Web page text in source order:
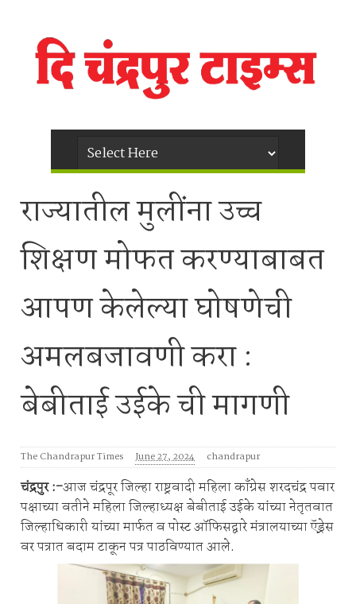
राज्यातील मुलींना उच्च
शिक्षण मोफत करण्याबाबत
आपण केलेल्या घोषणेची
अमलबजावणी करा :
बेबीताई उईके ची मागणी
The Chandrapur Times June 27, 2024 chandrapur
चंद्रपुर :-आज चंद्रपूर जिल्हा राष्ट्रवादी महिला काँग्रेस शरदचंद्र पवार
पक्षाच्या वतीने महिला जिल्हाध्यक्ष बेबीताई उईके यांच्या नेतृतवात
जिल्हाधिकारी यांच्या मार्फत व पोस्ट ऑफिसद्वारे मंत्रालयाच्या ऍड्रेस
वर पत्रात बदाम टाकून पत्र पाठविण्यात आले.